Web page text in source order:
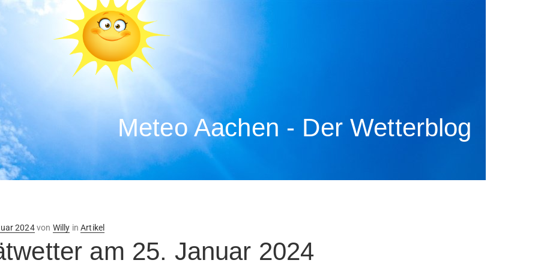
Meteo Aachen - Der Wetterblog
2024von Willy inArtikel
am 25. Januar 2024